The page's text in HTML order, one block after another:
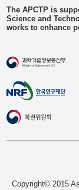
The APCTP is
Science and
works to enhance
Copyright© 2015